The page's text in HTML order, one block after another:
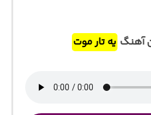
آهنگ یه تار موت